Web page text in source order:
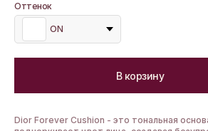
Оттенок
ON
В корзину
Dior Forever Cushion - это тональная